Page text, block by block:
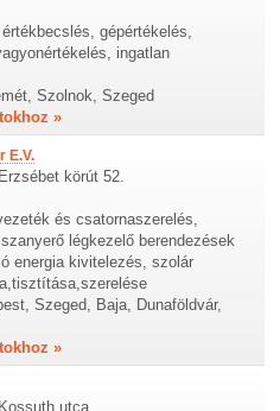
gépértékelés,
ingatlan
Szolnok, Szeged
»
E.V.
körút 52.
és csatornaszerelés,
légkezelő berendezések
energia kivitelezés, szolár
Szeged, Baja, Dunaföldvár,
»
utca